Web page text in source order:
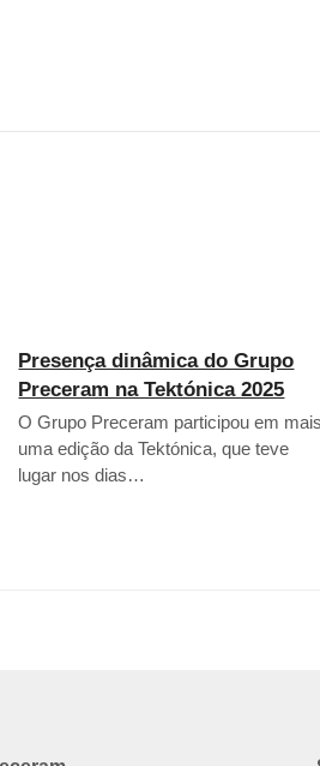
Presença dinâmica do Grupo
Preceram na Tektónica 2025
O Grupo Preceram participou em mais
uma edição da Tektónica, que teve
lugar nos dias…